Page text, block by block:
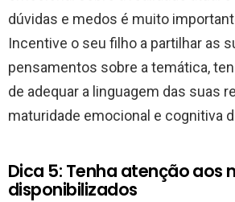
dúvidas e medos é muito
Incentive o seu filho a partilhar as
pensamentos sobre a temática,
de adequar a linguagem das suas
maturidade emocional e cognitiva
Dica 5: Tenha atenção aos
disponibilizados